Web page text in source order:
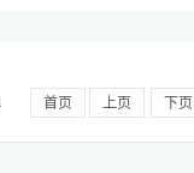
首页 上页 下页